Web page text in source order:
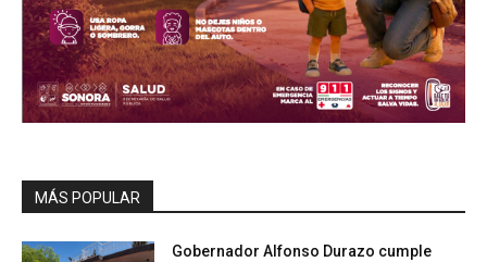
MÁS POPULAR
Gobernador Alfonso Durazo cumple